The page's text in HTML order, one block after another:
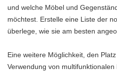
und welche Möbel und
möchtest. Erstelle eine Liste der
überlege, wie sie am besten
Eine weitere Möglichkeit, den
Verwendung von